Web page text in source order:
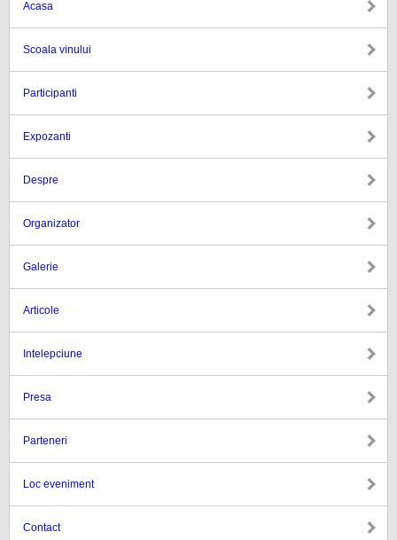
Acasa
Scoala vinului
Participanti
Expozanti
Despre
Organizator
Galerie
Articole
Intelepciune
Presa
Parteneri
Loc eveniment
Contact